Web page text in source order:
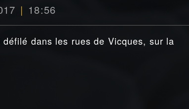
18:56
dans les rues de Vicques, sur la